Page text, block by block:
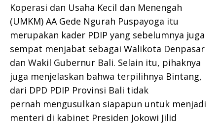
Koperasi dan Usaha Kecil dan Menengah
(UMKM) AA Gede Ngurah Puspayoga itu
merupakan kader PDIP yang sebelumnya juga
sempat menjabat sebagai Walikota Denpasar
dan Wakil Gubernur Bali. Selain itu, pihaknya
juga menjelaskan bahwa terpilihnya Bintang,
dari DPD PDIP Provinsi Bali tidak
pernah mengusulkan siapapun untuk menjadi
menteri di kabinet Presiden Jokowi Jilid